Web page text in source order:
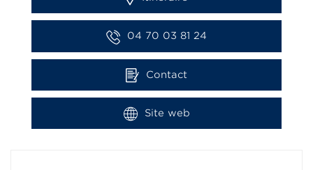
04 70 03 81 24
Contact
Site web